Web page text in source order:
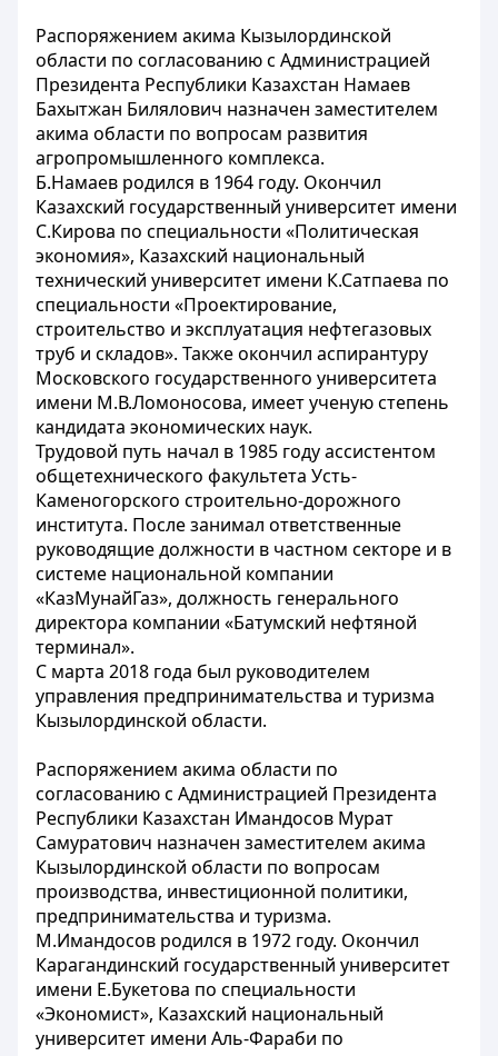
Распоряжением акима Кызылординской
области по согласованию с Администрацией
Президента Республики Казахстан Намаев
Бахытжан Билялович назначен заместителем
акима области по вопросам развития
агропромышленного комплекса.
Б.Намаев родился в 1964 году. Окончил
Казахский государственный университет имени
С.Кирова по специальности «Политическая
экономия», Казахский национальный
технический университет имени К.Сатпаева по
специальности «Проектирование,
строительство и эксплуатация нефтегазовых
труб и складов». Также окончил аспирантуру
Московского государственного университета
имени М.В.Ломоносова, имеет ученую степень
кандидата экономических наук.
Трудовой путь начал в 1985 году ассистентом
общетехнического факультета Усть-
Каменогорского строительно-дорожного
института. После занимал ответственные
руководящие должности в частном секторе и в
системе национальной компании
«КазМунайГаз», должность генерального
директора компании «Батумский нефтяной
терминал».
С марта 2018 года был руководителем
управления предпринимательства и туризма
Кызылординской области.
Распоряжением акима области по
согласованию с Администрацией Президента
Республики Казахстан Имандосов Мурат
Самуратович назначен заместителем акима
Кызылординской области по вопросам
производства, инвестиционной политики,
предпринимательства и туризма.
М.Имандосов родился в 1972 году. Окончил
Карагандинский государственный университет
имени Е.Букетова по специальности
«Экономист», Казахский национальный
университет имени Аль-Фараби по